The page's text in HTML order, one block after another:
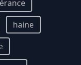
haine